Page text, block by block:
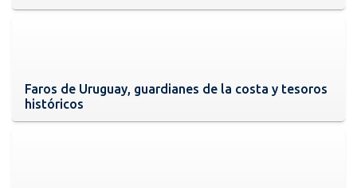
Faros de Uruguay, guardianes de la costa y tesoros
históricos